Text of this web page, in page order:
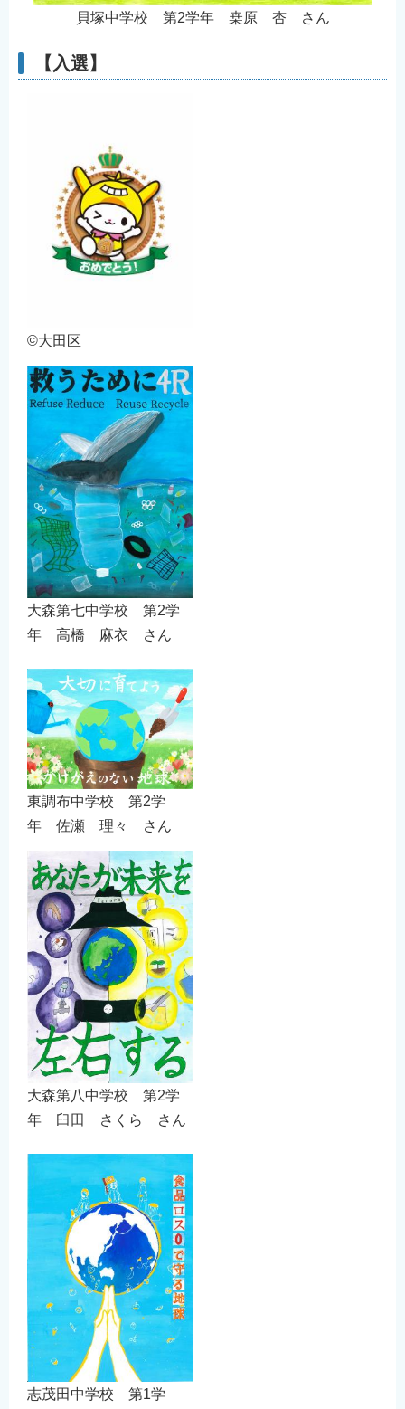
貝塚中学校 第2学年 桒原 杏 さん
【入選】
©大田区
大森第七中学校 第2学
年 高橋 麻衣 さん
東調布中学校 第2学
年 佐瀬 理々 さん
大森第八中学校 第2学
年 臼田 さくら さん
志茂田中学校 第1学